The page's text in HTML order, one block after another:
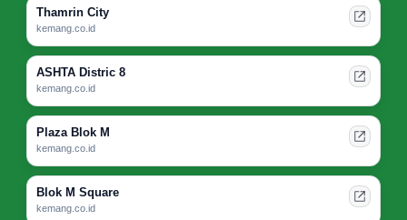
Thamrin City
kemang.co.id
ASHTA Distric 8
kemang.co.id
Plaza Blok M
kemang.co.id
Blok M Square
kemang.co.id